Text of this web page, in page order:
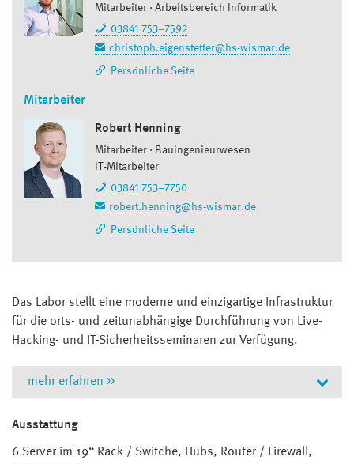
Mitarbeiter
Arbeitsbereich Informatik
03841 753–7592
christoph.eigenstetter@hs-wismar.de
Persönliche Seite
Mitarbeiter
Robert Henning
Mitarbeiter
Bauingenieurwesen
IT-Mitarbeiter
03841 753–7750
robert.henning@hs-wismar.de
Persönliche Seite
Das Labor stellt eine moderne und einzigartige Infrastruktur
für die orts- und zeitunabhängige Durchführung von Live-
Hacking- und IT-Sicherheitsseminaren zur Verfügung.
mehr erfahren >>
Derzeit können verschiedenste Angriffe
Abwehrmechanismen auf Windows und Linux-Systemen
Ausstattung
6 Server im 19“ Rack / Switche, Hubs, Router / Firewall,